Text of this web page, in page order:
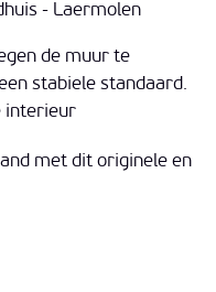
- Laermolen
de muur te
stabiele standaard.
interieur
met dit originele en